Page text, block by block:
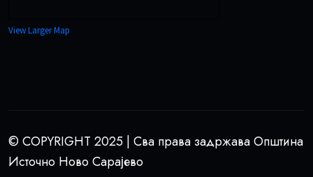
View Larger Map
© COPYRIGHT 2025 | Сва права задржава Општина
Источно Ново Сарајево